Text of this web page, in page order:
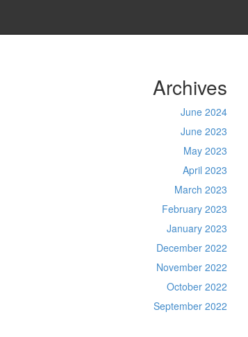
Archives
June 2024
June 2023
May 2023
April 2023
March 2023
February 2023
January 2023
December 2022
November 2022
October 2022
September 2022